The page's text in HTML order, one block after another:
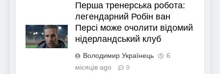
Перша тренерська робота:
легендарний Робін ван
Персі може очолити відомий
нідерландський клуб
Володимир Українець
6
місяців ago
0